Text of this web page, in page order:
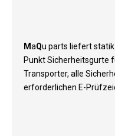
MaQu parts liefert
Punkt Sicherheitsgurte
Transporter, alle
erforderlichen E-